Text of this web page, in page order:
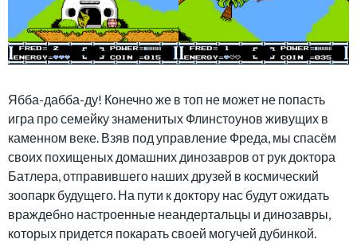
Ябба-дабба-ду! Конечно же в топ не может не попасть
игра про семейку знаменитых Флинстоунов живущих в
каменном веке. Взяв под управление Фреда, мы спасём
своих похищеных домашних динозавров от рук доктора
Батлера, отправившего наших друзей в космический
зоопарк будущего. На пути к доктору нас будут ожидать
враждебно настроенные неандертальцы и динозавры,
которых придется покарать своей могучей дубинкой.